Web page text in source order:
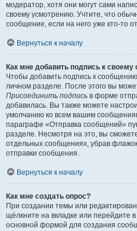
модератор, хотя они могут сами
своему усмотрению. Учтите, что
сообщение, если на него уже кто-то
Вернуться к началу
Как мне добавить подпись к
Чтобы добавить подпись к
личном разделе. После этого вы
Присоединить подпись в форме
добавилась. Вы также можете
умолчанию ко всем вашим
параграфе «Отправка сообщений»
разделе. Несмотря на это, вы
отдельных сообщениях, убрав
отправки сообщения.
Вернуться к началу
Как мне создать опрос?
При создании темы или
щёлкните на вкладке или перейдите
основной формой для создания